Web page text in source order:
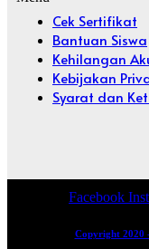
Cek Sertifikat
Bantuan Siswa
Kehilangan
Kebijakan
Syarat dan
Facebook
Copyright 2020